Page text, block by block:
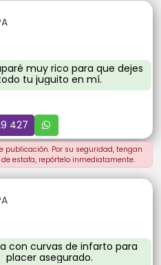
muy rico para que dejes
tu juguito en mí.
427
Por su seguridad, tengan
estafa, repórtelo inmediatamente.
con curvas de infarto para
placer asegurado.